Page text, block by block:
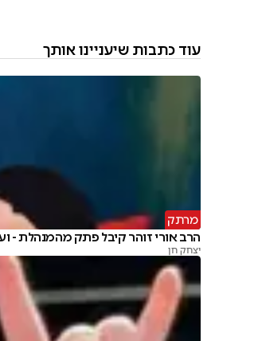
עוד כתבות שיעניינו אותך
מרתק
הרב אורי זוהר קיבל פתק מהמנהלת -
יצחק חן